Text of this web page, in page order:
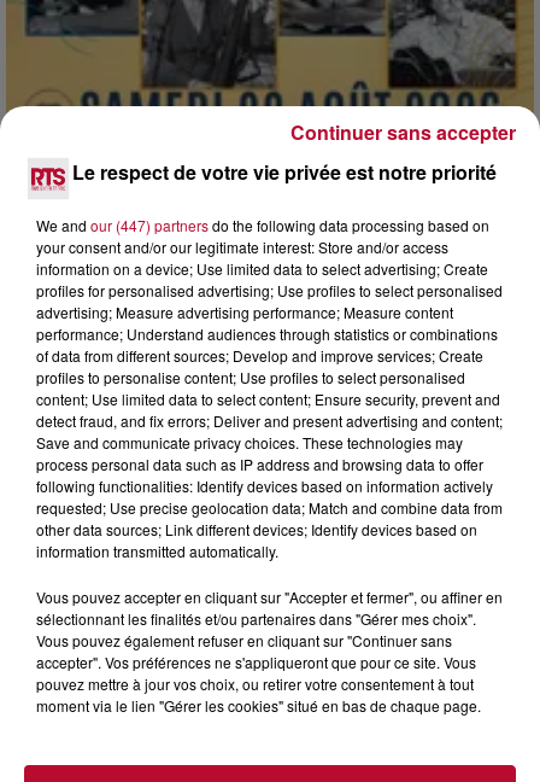
7 août 2026
DINER CONCERT À LA MJC DE MARSEILLAN
6 août 2026
Le respect de votre vie privée est notre priorité
We and our (447) partnersdo the following data processing based on
your consent and/or our legitimate interest: Store and/or access
information on a device; Use limited data to select advertising; Create
profiles for personalised advertising; Use profiles to select personalised
advertising; Measure advertising performance; Measure content
performance; Understand audiences through statistics or combinations
of data from different sources; Develop and improve services; Create
profiles to personalise content; Use profiles to select personalised
content; Use limited data to select content; Ensure security, prevent and
detect fraud, and fix errors; Deliver and present advertising and content;
Save and communicate privacy choices. These technologies may
process personal data such as IP address and browsing data to offer
following functionalities: Identify devices based on information actively
requested; Use precise geolocation data; Match and combine data from
other data sources; Link different devices; Identify devices based on
information transmitted automatically.
Vous pouvez accepter en cliquant sur "Accepter et fermer", ou affiner en
sélectionnant les finalités et/ou partenaires dans "Gérer mes choix".
Vous pouvez également refuser en cliquant sur "Continuer sans
accepter". Vos préférences ne s'appliqueront que pour ce site. Vous
pouvez mettre à jour vos choix, ou retirer votre consentement à tout
moment via le lien "Gérer les cookies" situé en bas de chaque page.
Continuer sans accepter